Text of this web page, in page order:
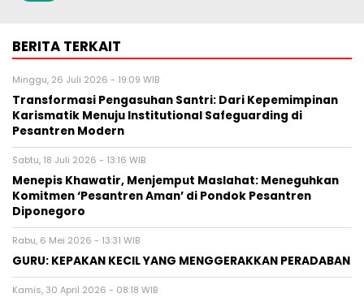
BERITA TERKAIT
Minggu, 26 Juli 2026 - 19:09 WIB
Transformasi Pengasuhan Santri: Dari Kepemimpinan
Karismatik Menuju Institutional Safeguarding di
Pesantren Modern
Sabtu, 18 Juli 2026 - 13:16 WIB
Menepis Khawatir, Menjemput Maslahat: Meneguhkan
Komitmen ‘Pesantren Aman’ di Pondok Pesantren
Diponegoro
Rabu, 6 Mei 2026 - 13:31 WIB
GURU: KEPAKAN KECIL YANG MENGGERAKKAN PERADABAN
Kamis, 30 April 2026 - 08:18 WIB